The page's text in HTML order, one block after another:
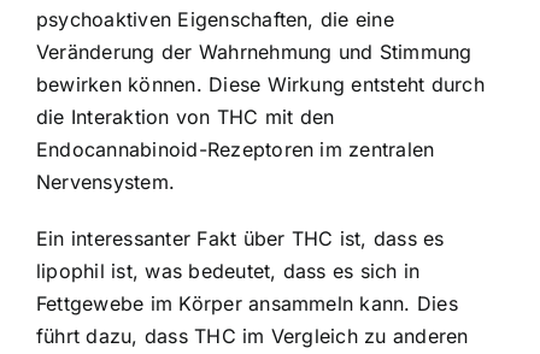
psychoaktiven Eigenschaften, die eine
Veränderung der Wahrnehmung und Stimmung
bewirken können. Diese Wirkung entsteht durch
die Interaktion von THC mit den
Endocannabinoid-Rezeptoren im zentralen
Nervensystem.
Ein interessanter Fakt über THC ist, dass es
lipophil ist, was bedeutet, dass es sich in
Fettgewebe im Körper ansammeln kann. Dies
führt dazu, dass THC im Vergleich zu anderen